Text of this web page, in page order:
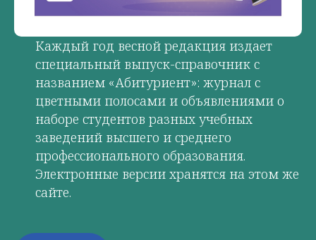
Каждый год весной редакция издает
специальный выпуск-справочник с
названием «Абитуриент»: журнал с
цветными полосами и объявлениями о
наборе студентов разных учебных
заведений высшего и среднего
профессионального образования.
Электронные версии хранятся на этом же
сайте.